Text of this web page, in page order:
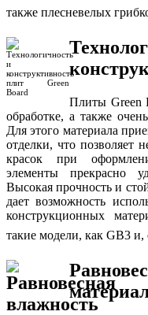
также плесневелых
Плиты Green
обработке, а также
Для этого материала
отделки, что позволяет
красок при
элементы прекрасно
Высокая прочность и
дает возможность
конструкционных
такие модели, как GB3 и,